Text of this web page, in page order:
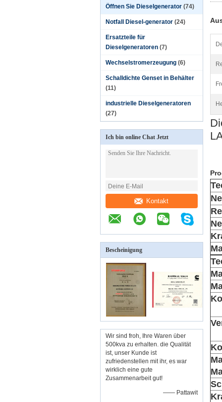
Öffnen Sie Dieselgenerator (74)
Notfall Diesel-generator (24)
Ersatzteile für
Dieselgeneratoren (7)
Wechselstromerzeugung (6)
Schalldichte Genset in Behälter
(11)
industrielle Dieselgeneratoren
(27)
Ich bin online Chat Jetzt
Kontakt
Bescheinigung
Wir sind froh, Ihre Waren über
500kva zu erhalten. die Qualität
ist, unser Kunde ist
zufriedenstellen mit ihr, es war
wirklich eine gute
Zusammenarbeit gut!
—— Pattawit